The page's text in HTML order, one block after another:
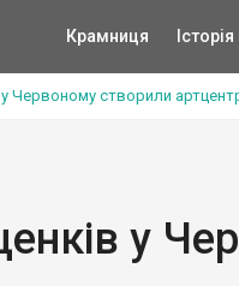
Крамниця
у Червоному створили
у